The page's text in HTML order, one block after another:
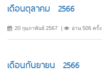
เดือนตุลาคม 2566
20 กุมภาพันธ์ 2567 อ่าน 506 ครั้ง
เดือนกันยายน 2566